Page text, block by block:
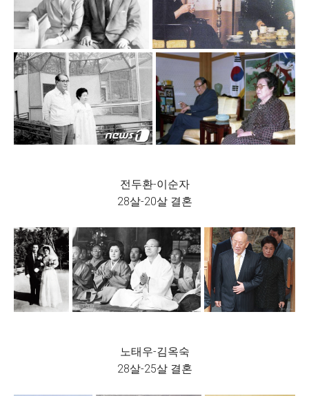
전두환-이순자
28살-20살 결혼
노태우-김옥숙
28살-25살 결혼